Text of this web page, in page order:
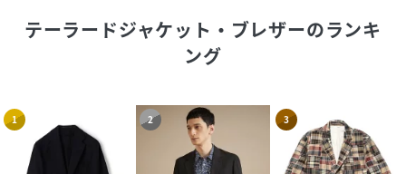
テーラードジャケット・ブレザーのランキ
ング
1 2 3